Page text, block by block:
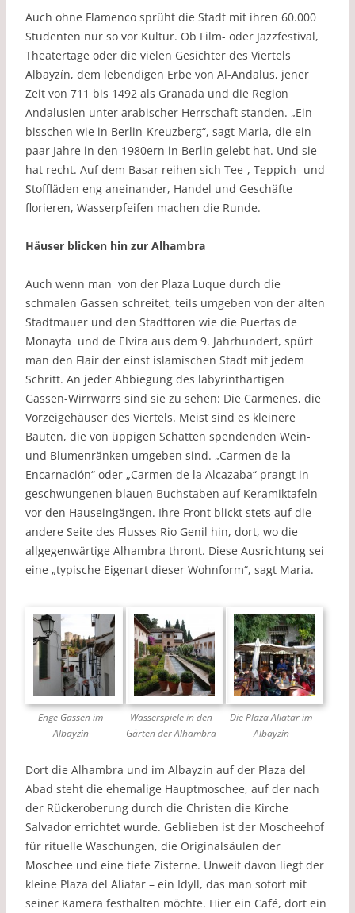
Auch ohne Flamenco sprüht die Stadt mit ihren 60.000
Studenten nur so vor Kultur. Ob Film- oder Jazzfestival,
Theatertage oder die vielen Gesichter des Viertels
Albayzín, dem lebendigen Erbe von Al-Andalus, jener
Zeit von 711 bis 1492 als Granada und die Region
Andalusien unter arabischer Herrschaft standen. „Ein
bisschen wie in Berlin-Kreuzberg“, sagt Maria, die ein
paar Jahre in den 1980ern in Berlin gelebt hat. Und sie
hat recht. Auf dem Basar reihen sich Tee-, Teppich- und
Stoffläden eng aneinander, Handel und Geschäfte
florieren, Wasserpfeifen machen die Runde.
Häuser blicken hin zur Alhambra
Auch wenn man von der Plaza Luque durch die
schmalen Gassen schreitet, teils umgeben von der alten
Stadtmauer und den Stadttoren wie die Puertas de
Monayta und de Elvira aus dem 9. Jahrhundert, spürt
man den Flair der einst islamischen Stadt mit jedem
Schritt. An jeder Abbiegung des labyrinthartigen
Gassen-Wirrwarrs sind sie zu sehen: Die Carmenes, die
Vorzeigehäuser des Viertels. Meist sind es kleinere
Bauten, die von üppigen Schatten spendenden Wein-
und Blumenränken umgeben sind. „Carmen de la
Encarnación“ oder „Carmen de la Alcazaba“ prangt in
geschwungenen blauen Buchstaben auf Keramiktafeln
vor den Hauseingängen. Ihre Front blickt stets auf die
andere Seite des Flusses Rio Genil hin, dort, wo die
allgegenwärtige Alhambra thront. Diese Ausrichtung sei
eine „typische Eigenart dieser Wohnform“, sagt Maria.
Enge Gassen im
Albayzin
Wasserspiele in den
Gärten der Alhambra
Die Plaza Aliatar im
Albayzin
Dort die Alhambra und im Albayzin auf der Plaza del
Abad steht die ehemalige Hauptmoschee, auf der nach
der Rückeroberung durch die Christen die Kirche
Salvador errichtet wurde. Geblieben ist der Moscheehof
für rituelle Waschungen, die Originalsäulen der
Moschee und eine tiefe Zisterne. Unweit davon liegt der
kleine Plaza del Aliatar – ein Idyll, das man sofort mit
seiner Kamera festhalten möchte. Hier ein Café, dort ein